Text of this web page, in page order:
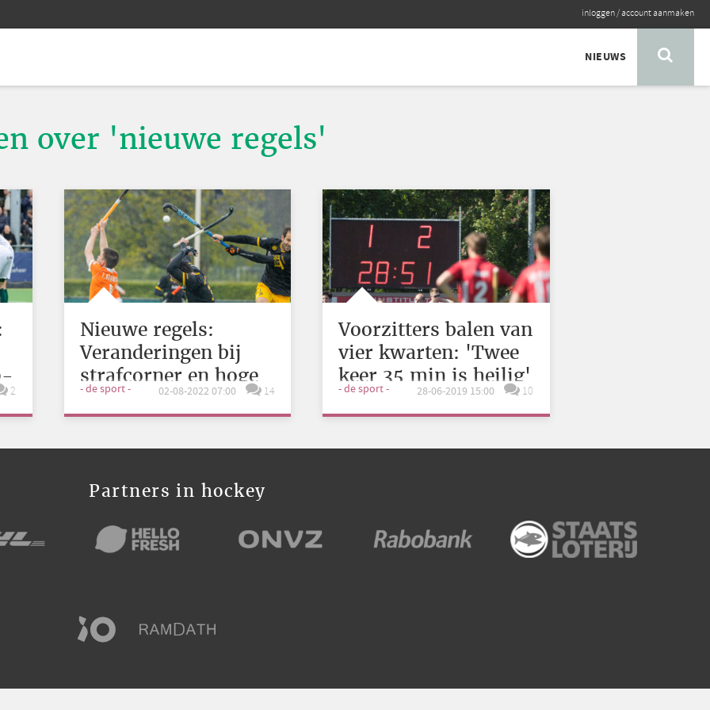
inloggen/account aanmaken
NIEUWS
over 'nieuwe regels'
2
Nieuwe regels:
Veranderingen bij
strafcorner en hoge
bal
- de sport - 02-08-2022 07:00 14
Voorzitters balen van
vier kwarten: 'Twee
keer 35 min is heilig'
- de sport - 28-06-2019 15:00 10
Partners in hockey